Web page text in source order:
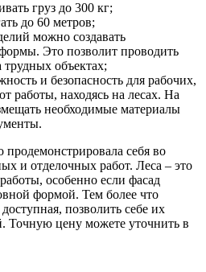
груз до 300 кг;
до 60 метров;
можно создавать
Это позволит проводить
объектах;
и безопасность для рабочих,
работы, находясь на лесах. На
необходимые материалы
себя во
и отделочных работ. Леса – это
особенно если фасад
формой. Тем более что
позволить себе их
цену можете уточнить в